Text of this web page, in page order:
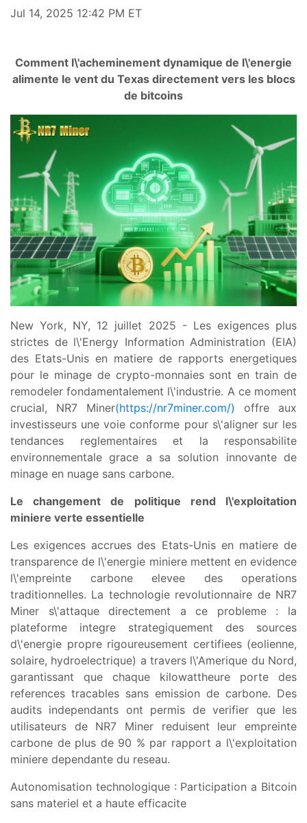
Jul 14, 2025 12:42 PM ET
Comment l\'acheminement dynamique de l\'energie
alimente le vent du Texas directement vers les blocs
de bitcoins
New York, NY, 12 juillet 2025 - Les exigences plus
strictes de l\'Energy Information Administration (EIA)
des Etats-Unis en matiere de rapports energetiques
pour le minage de crypto-monnaies sont en train de
remodeler fondamentalement l\'industrie. A ce moment
crucial, NR7 Miner(https://nr7miner.com/) offre aux
investisseurs une voie conforme pour s\'aligner sur les
tendances reglementaires et la responsabilite
environnementale grace a sa solution innovante de
minage en nuage sans carbone.
Le changement de politique rend l\'exploitation
miniere verte essentielle
Les exigences accrues des Etats-Unis en matiere de
transparence de l\'energie miniere mettent en evidence
l\'empreinte carbone elevee des operations
traditionnelles. La technologie revolutionnaire de NR7
Miner s\'attaque directement a ce probleme : la
plateforme integre strategiquement des sources
d\'energie propre rigoureusement certifiees (eolienne,
solaire, hydroelectrique) a travers l\'Amerique du Nord,
garantissant que chaque kilowattheure porte des
references tracables sans emission de carbone. Des
audits independants ont permis de verifier que les
utilisateurs de NR7 Miner reduisent leur empreinte
carbone de plus de 90 % par rapport a l\'exploitation
miniere dependante du reseau.
Autonomisation technologique : Participation a Bitcoin
sans materiel et a haute efficacite